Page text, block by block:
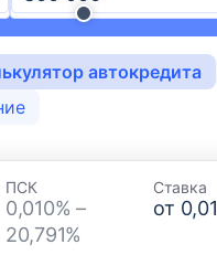
автокредита
ПСК
0,010% –
20,791%
Ставка
от 0,01